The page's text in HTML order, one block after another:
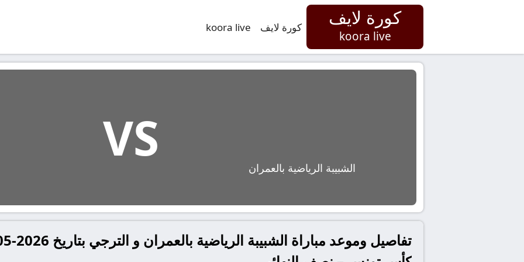
كورة لايف
koora live
كورة لايف koora live
الشبيبة الرياضية بالعمران VS